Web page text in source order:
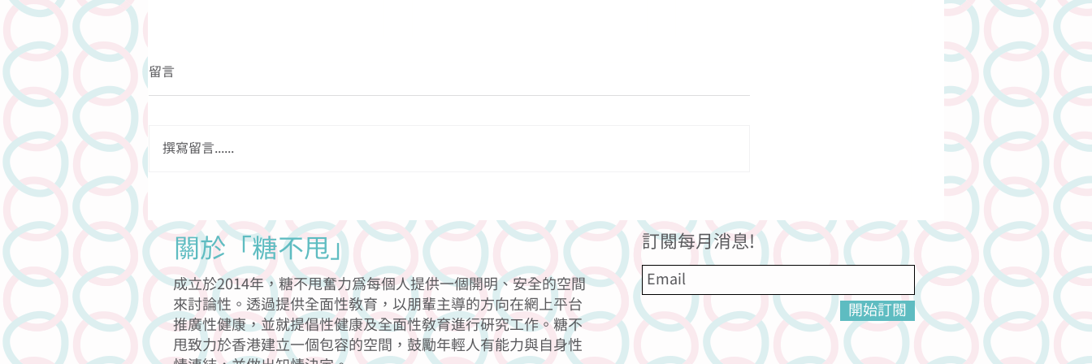
關於依道菜嘅迷思
留言
撰寫留言......
關於「糖不甩」
成立於2014年，糖不甩奮力為每個人提供一個開明、安全的空間
來討論性。透過提供全面性教育，以朋輩主導的方向在網上平台
推廣性健康，並就提倡性健康及全面性教育進行研究工作。糖不
甩致力於香港建立一個包容的空間，鼓勵年輕人有能力與自身性
訂閱每月消息!
開始訂閱